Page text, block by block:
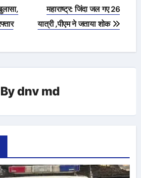
महाराष्ट्र: जिंदा जल गए 26
यात्री ,पीएम ने जताया शोक
Bydnv md